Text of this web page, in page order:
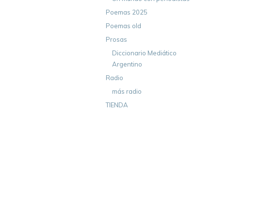
Poemas 2025
Poemas old
Prosas
Diccionario Mediático
Argentino
Radio
más radio
TIENDA